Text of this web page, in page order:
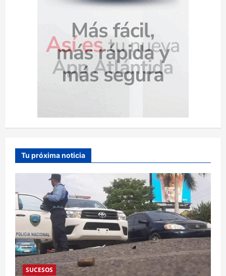
Tu próxima noticia
SUCESOS